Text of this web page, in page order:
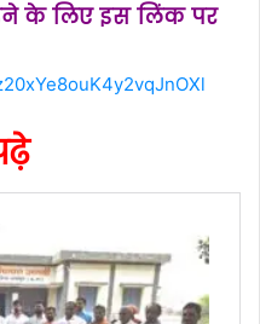
के लिए इस लिंक पर